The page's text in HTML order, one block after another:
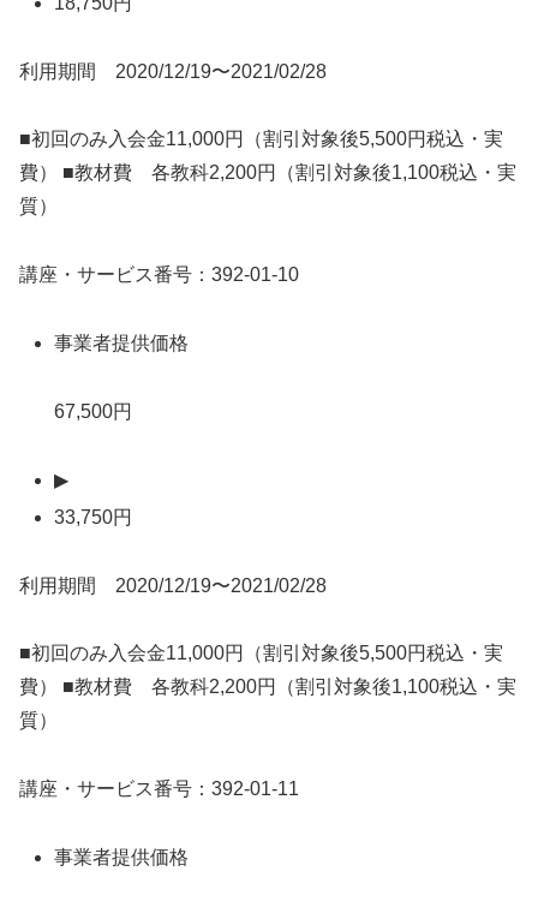
利用期間 2020/12/19〜2021/02/28
■初回のみ入会金11,000円（割引対象後5,500円税込・実
費） ■教材費 各教科2,200円（割引対象後1,100税込・実
質）
講座・サービス番号：392-01-10
事業者提供価格
67,500円
▶
33,750円
利用期間 2020/12/19〜2021/02/28
■初回のみ入会金11,000円（割引対象後5,500円税込・実
費） ■教材費 各教科2,200円（割引対象後1,100税込・実
質）
講座・サービス番号：392-01-11
事業者提供価格